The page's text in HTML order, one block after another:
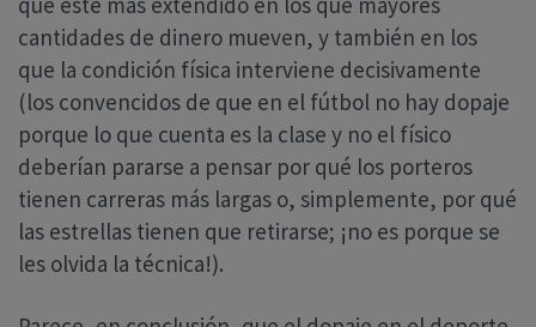
cantidades de dinero mueven, y también en los
que la condición física interviene decisivamente
(los convencidos de que en el fútbol no hay dopaje
porque lo que cuenta es la clase y no el físico
deberían pararse a pensar por qué los porteros
tienen carreras más largas o, simplemente, por qué
las estrellas tienen que retirarse; ¡no es porque se
les olvida la técnica!).